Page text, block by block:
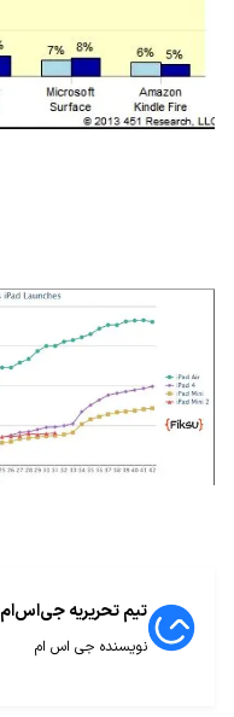
تیم تحریریه جی‌اس‌ام
نویسنده جی اس ام